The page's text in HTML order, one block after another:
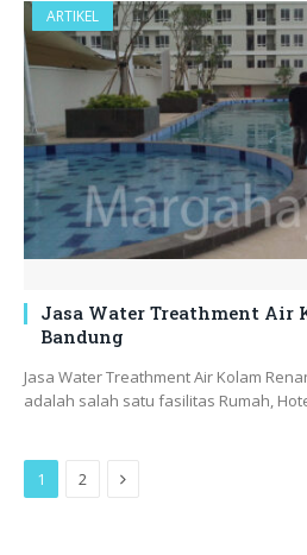
ARTIKEL
Jasa Water Treathment Air
Bandung
Jasa Water Treathment Air Kolam
adalah salah satu fasilitas Rumah,
1 2 Next